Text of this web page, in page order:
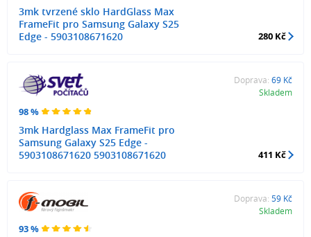
3mk tvrzené sklo HardGlass Max
FrameFit pro Samsung Galaxy S25
Edge - 5903108671620
280 Kč
98 %
3mk Hardglass Max FrameFit pro
Samsung Galaxy S25 Edge -
5903108671620 5903108671620
Doprava: 69 Kč
Skladem
411 Kč
93 %
Doprava: 59 Kč
Skladem